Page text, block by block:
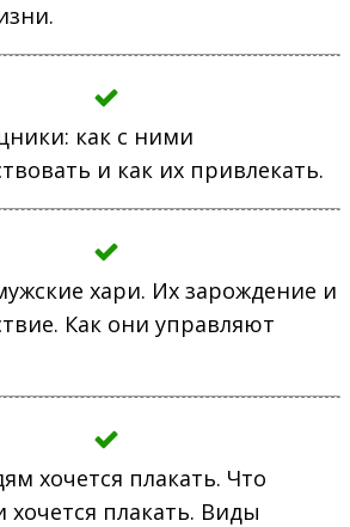
как с ними
и как их привлекать.
хари. Их зарождение и
Как они управляют
хочется плакать. Что
хочется плакать. Виды